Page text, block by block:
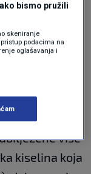
stanju
iz
ispuštale
više
kiselina koja
bismo pružili
skeniranje
podacima na
oglašavanja i